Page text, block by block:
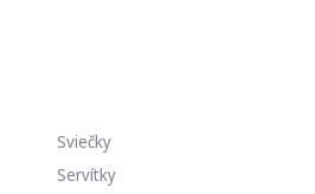
Sviečky
Servítky